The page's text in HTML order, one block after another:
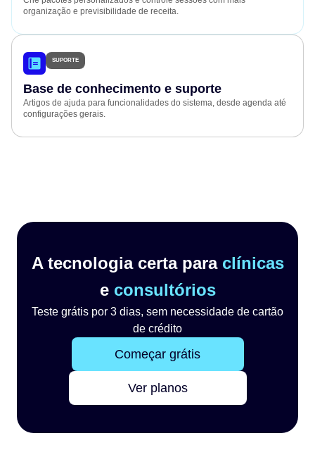
organização e previsibilidade de receita.
SUPORTE
Base de conhecimento e suporte
Artigos de ajuda para funcionalidades do sistema, desde agenda até
configurações gerais.
A tecnologia certa para clínicas
e consultórios
Teste grátis por 3 dias, sem necessidade de cartão
de crédito
Começar grátis
Ver planos